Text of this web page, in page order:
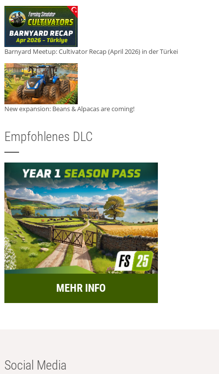
Barnyard Meetup: Cultivator Recap (April 2026) in der Türkei
New expansion: Beans & Alpacas are coming!
Empfohlenes DLC
MEHR INFO
Social Media